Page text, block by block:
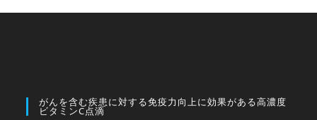
がんを含む疾患に対する免疫⼒向上に効果がある高濃度
ビタミンC点滴